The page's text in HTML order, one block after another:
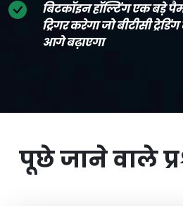
बिटकॉइन हॉल्टिंग एक बड़े
ट्रिगर करेगा जो बीटीसी
आगे बढ़ाएगा
पूछे जाने वाले